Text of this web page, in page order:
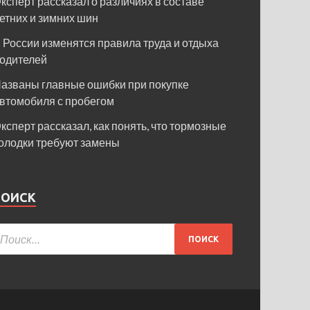
и зимних шин
России изменятся правила труда и отдыха
главные ошибки при покупке
с пробегом
рассказал, как понять, что тормозные
требуют замены